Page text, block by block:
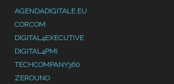
AGENDADIGITALE.EU
CORCOM
DIGITAL4EXECUTIVE
DIGITAL4PMI
TECHCOMPANY360
ZEROUNO